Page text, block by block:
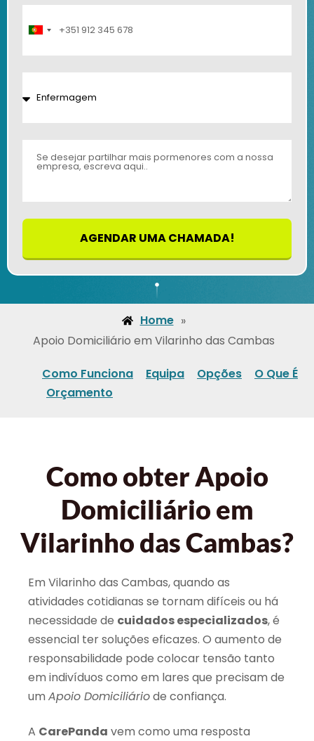
Portugal
+351
AGENDAR UMA CHAMADA!
Home »
Apoio Domiciliário em Vilarinho das Cambas
Como Funciona Equipa Opções
O Que É
Orçamento
Como obter Apoio
Domiciliário em
Vilarinho das Cambas?
Em Vilarinho das Cambas, quando as
atividades cotidianas se tornam difíceis ou há
necessidade de cuidados especializados, é
essencial ter soluções eficazes. O aumento de
responsabilidade pode colocar tensão tanto
em indivíduos como em lares que precisam de
um Apoio Domiciliáriode confiança.
A CarePanda vem como uma resposta